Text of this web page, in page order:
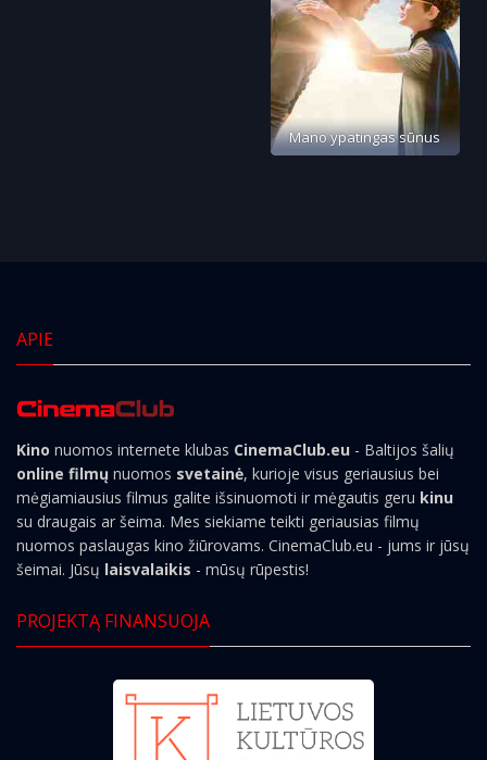
Mano ypatingas sūnus
APIE
Kino nuomos internete klubas CinemaClub.eu - Baltijos šalių
online filmų nuomos svetainė, kurioje visus geriausius bei
mėgiamiausius filmus galite išsinuomoti ir mėgautis geru kinu
su draugais ar šeima. Mes siekiame teikti geriausias filmų
nuomos paslaugas kino žiūrovams. CinemaClub.eu - jums ir jūsų
šeimai. Jūsų laisvalaikis - mūsų rūpestis!
PROJEKTĄ FINANSUOJA